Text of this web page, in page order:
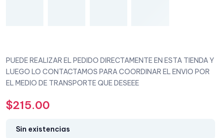
PUEDE REALIZAR EL PEDIDO DIRECTAMENTE EN ESTA TIENDA Y
LUEGO LO CONTACTAMOS PARA COORDINAR EL ENVIO POR
EL MEDIO DE TRANSPORTE QUE DESEEE
$215.00
Sin existencias